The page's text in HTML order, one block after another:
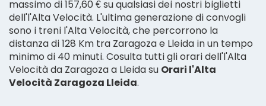
massimo di 157,60 € su qualsiasi dei nostri biglietti
dell'l'Alta Velocità. L'ultima generazione di convogli
sono i treni l'Alta Velocità, che percorrono la
distanza di 128 Km tra Zaragoza e Lleida in un tempo
minimo di 40 minuti. Cosulta tutti gli orari dell'l'Alta
Velocità da Zaragoza a Lleida su Orari l'Alta
Velocità Zaragoza Lleida.